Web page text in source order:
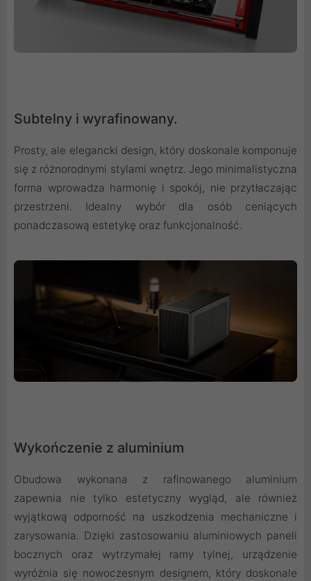
Subtelny i wyrafinowany.
Prosty, ale elegancki design, który doskonale komponuje
się z różnorodnymi stylami wnętrz. Jego minimalistyczna
forma wprowadza harmonię i spokój, nie przytłaczając
przestrzeni. Idealny wybór dla osób ceniących
ponadczasową estetykę oraz funkcjonalność.
Wykończenie z aluminium
Obudowa wykonana z rafinowanego aluminium
zapewnia nie tylko estetyczny wygląd, ale również
wyjątkową odporność na uszkodzenia mechaniczne i
zarysowania. Dzięki zastosowaniu aluminiowych paneli
bocznych oraz wytrzymałej ramy tylnej, urządzenie
wyróżnia się nowoczesnym designem, który doskonale